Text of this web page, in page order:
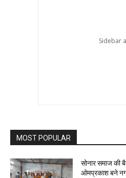
MOST POPULAR
सोनार समाज
ओमप्रकाश बने